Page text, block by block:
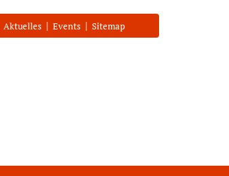
Aktuelles | Events | Sitemap